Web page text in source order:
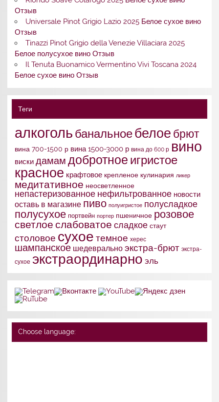
Отзыв
Universale Pinot Grigio Lazio 2025 Белое сухое вино
Отзыв
Tinazzi Pinot Grigio della Venezie Villaciara 2025
Белое полусухое вино Отзыв
Il Tenuta Buonamico Vermentino Vivi Toscana 2024
Белое сухое вино Отзыв
Теги
алкоголь банальноебелое брют
вина 700-1500 р вина 1500-3000 р вина до 600 р вино
виски дамам добротное игристое
красное крафтовое крепленое кулинария ликер
медитативное неосветленное
непастеризованное нефильтрованное новости
оставь в магазине пиво полуигристое полусладкое
полусухое портвейн портер пшеничное розовое
светлое слабоватое сладкое стаут
столовое сухое темное херес
шампанское шедеврально экстра-брют экстра-
сухое экстраординарно эль
Choose language: